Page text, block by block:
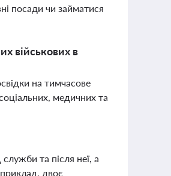
посади чи займатися
військових в
на тимчасове
медичних та
та після неї, а
двоє